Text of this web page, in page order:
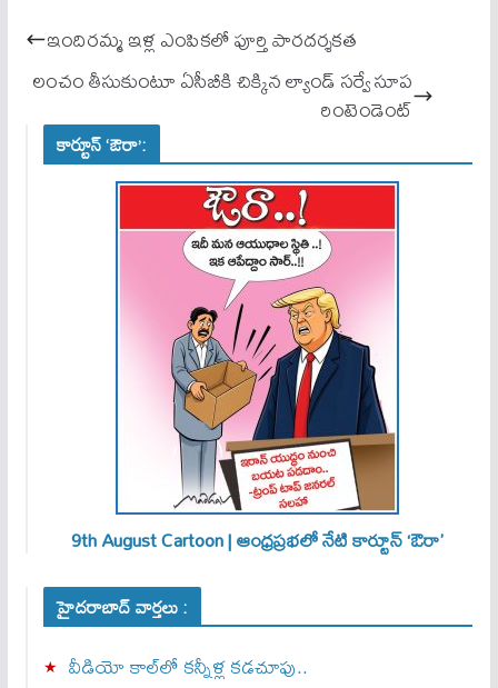
ok A
pp
ఇందిరమ్మ ఇళ్ల ఎంపికలో పూర్తి పారదర్శకత
లంచం తీసుకుంటూ ఏసీబీకి చిక్కిన ల్యాండ్ సర్వే సూప
రింటెండెంట్
కార్టూన్ ‘ఔరా’:
9th August Cartoon | ఆంధ్రప్రభలో నేటి కార్టూన్ ‘ఔరా’
హైదరాబాద్ వార్తలు :
వీడియో కాల్‌లో కన్నీళ్ల కడచూపు..